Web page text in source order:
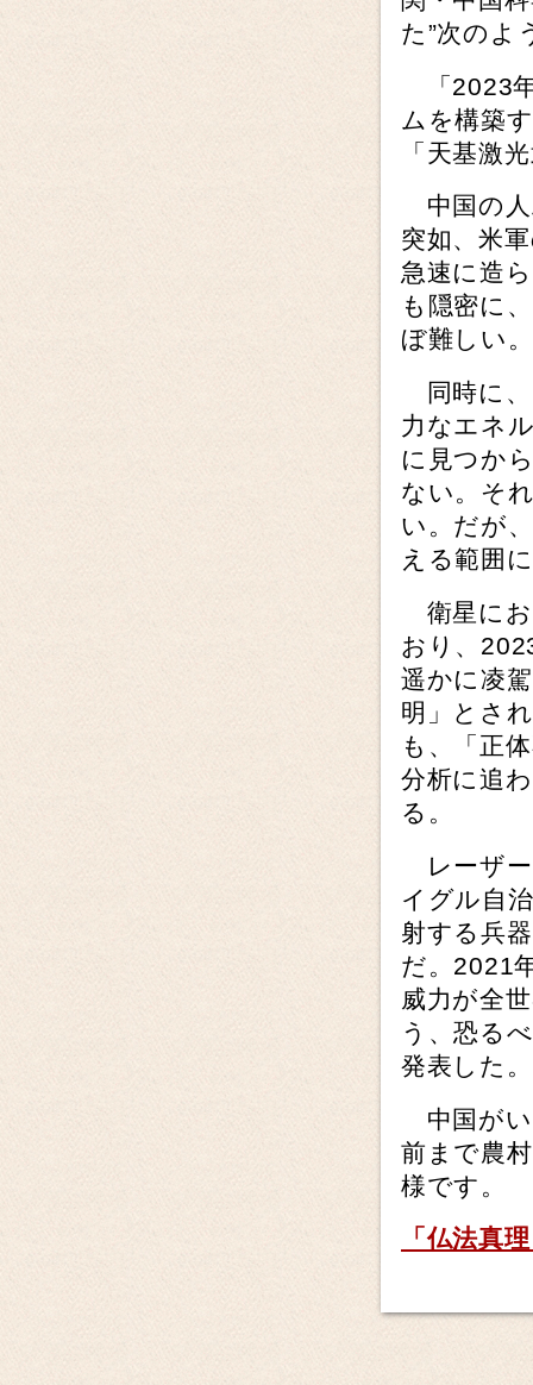
た”次のよ
「2023
ムを構築
「天基激
中国の人
突如、米
急速に造
も隠密に
ぼ難しい。
同時に、
力なエネ
に見つか
ない。そ
い。だが
える範囲
衛星にお
おり、
遥かに凌
明」とさ
も、「正
分析に追
る。
レーザー
イグル自
射する兵
だ。2021
威力が全
う、恐る
発表した。
中国がい
前まで農
様です。
「仏法真